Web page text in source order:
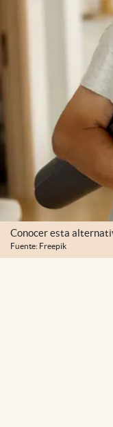
Conocer esta
Fuente: Freepik